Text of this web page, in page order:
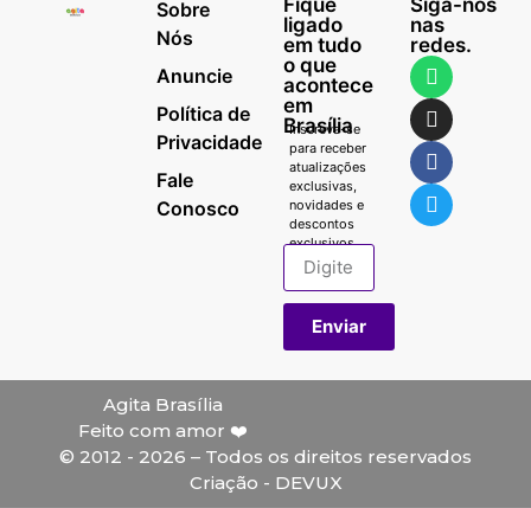
Sobre
Nós
Anuncie
Política de
Privacidade
Fale
Conosco
Fique
ligado
em tudo
o que
acontece
em
Brasília
Inscreva-se
para receber
atualizações
exclusivas,
novidades e
descontos
exclusivos.
Enviar
Siga-nos
nas
redes.
Agita Brasília
Feito com amor ❤️
© 2012 - 2026 – Todos os direitos reservados
Criação - DEVUX